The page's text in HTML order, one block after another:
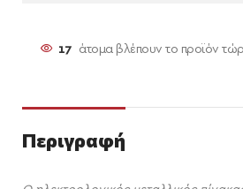
17 άτομα βλέπουν το προϊόν
Περιγραφή